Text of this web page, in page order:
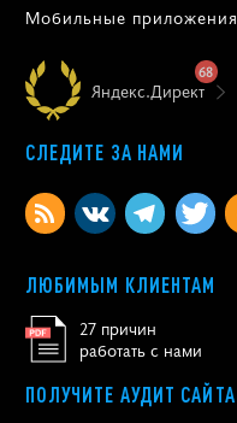
Мобильные приложения
Яндекс.Директ
68
СЛЕДИТЕ ЗА НАМИ
ЛЮБИМЫМ КЛИЕНТАМ
27 причин
работать с нами
ПОЛУЧИТЕ АУДИТ